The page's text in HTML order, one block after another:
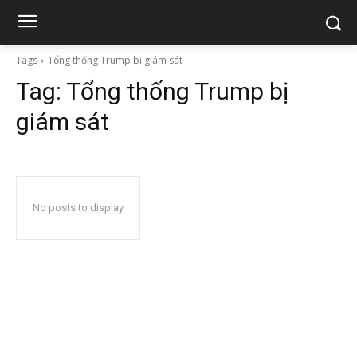
Tags Tổng thống Trump bị giám sát
Tag: Tổng thống Trump bị
giám sát
No posts to display